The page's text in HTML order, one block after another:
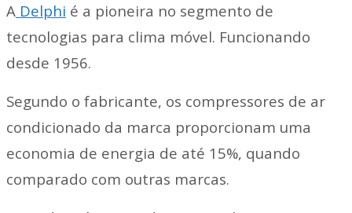
A Delphi é a pioneira no segmento de
tecnologias para clima móvel. Funcionando
desde 1956.
Segundo o fabricante, os compressores de ar
condicionado da marca proporcionam uma
economia de energia de até 15%, quando
comparado com outras marcas.